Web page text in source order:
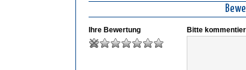
Ihre Bewertung Bitte